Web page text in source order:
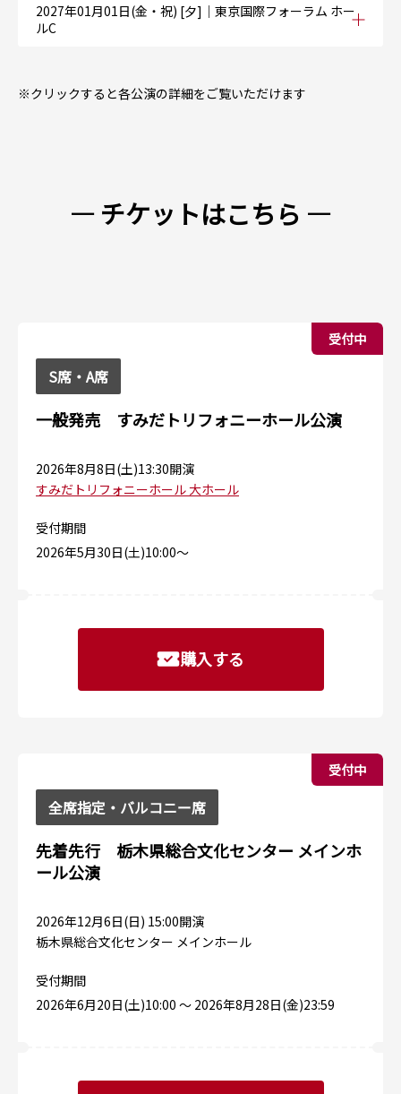
2027年01月01日(金・祝) [夕]｜東京国際フォーラム ホー
ルC
※クリックすると各公演の詳細をご覧いただけます
— チケットはこちら —
受付中
S席・A席
一般発売 すみだトリフォニーホール公演
2026年8月8日(土)13:30開演
すみだトリフォニーホール 大ホール
受付期間
2026年5⽉30⽇(⼟)10:00〜
購入する
受付中
全席指定・バルコニー席
先着先行 栃木県総合文化センター メインホ
ール公演
2026年12月6日(日) 15:00開演
栃木県総合文化センター メインホール
受付期間
2026年6月20日(土)10:00 〜 2026年8月28日(金)23:59